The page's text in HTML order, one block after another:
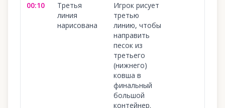
00:10
Третья
линия
нарисована
Игрок рисует
третью
линию, чтобы
направить
песок из
третьего
(нижнего)
ковша в
финальный
большой
контейнер.